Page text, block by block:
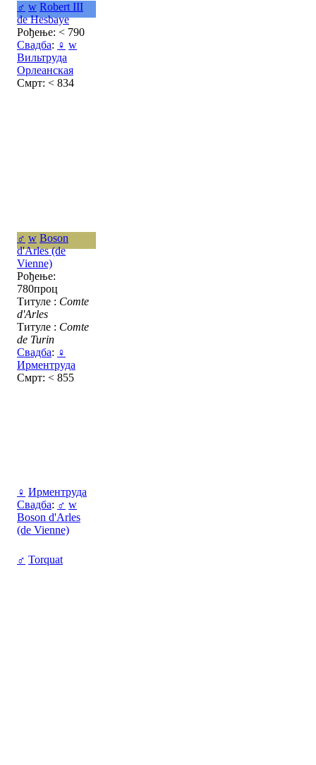
♂ w Robert III
de Hesbaye
Рођење: < 790
Свадба: ♀ w
Вильтруда
Орлеанская
Смрт: < 834
♂ w Boson
d'Arles (de
Vienne)
Рођење:
780проц
Титуле : Comte
d'Arles
Титуле : Comte
de Turin
Свадба: ♀
Ирментруда
Смрт: < 855
♀ Ирментруда
Свадба: ♂ w
Boson d'Arles
(de Vienne)
♂ Torquat